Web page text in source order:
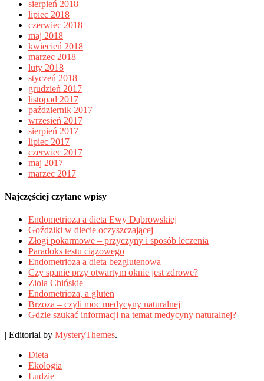
sierpień 2018
lipiec 2018
czerwiec 2018
maj 2018
kwiecień 2018
marzec 2018
luty 2018
styczeń 2018
grudzień 2017
listopad 2017
październik 2017
wrzesień 2017
sierpień 2017
lipiec 2017
czerwiec 2017
maj 2017
marzec 2017
Najczęściej czytane wpisy
Endometrioza a dieta Ewy Dąbrowskiej
Goździki w diecie oczyszczającej
Złogi pokarmowe – przyczyny i sposób leczenia
Paradoks testu ciążowego
Endometrioza a dieta bezglutenowa
Czy spanie przy otwartym oknie jest zdrowe?
Zioła Chińskie
Endometrioza, a gluten
Brzoza – czyli moc medycyny naturalnej
Gdzie szukać informacji na temat medycyny naturalnej?
| Editorial by MysteryThemes.
Dieta
Ekologia
Ludzie